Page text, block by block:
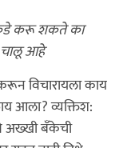
करू शकते का
चालू आहे
विचारायला काय
आला? व्यक्तिश:
अख्खी बँकेची